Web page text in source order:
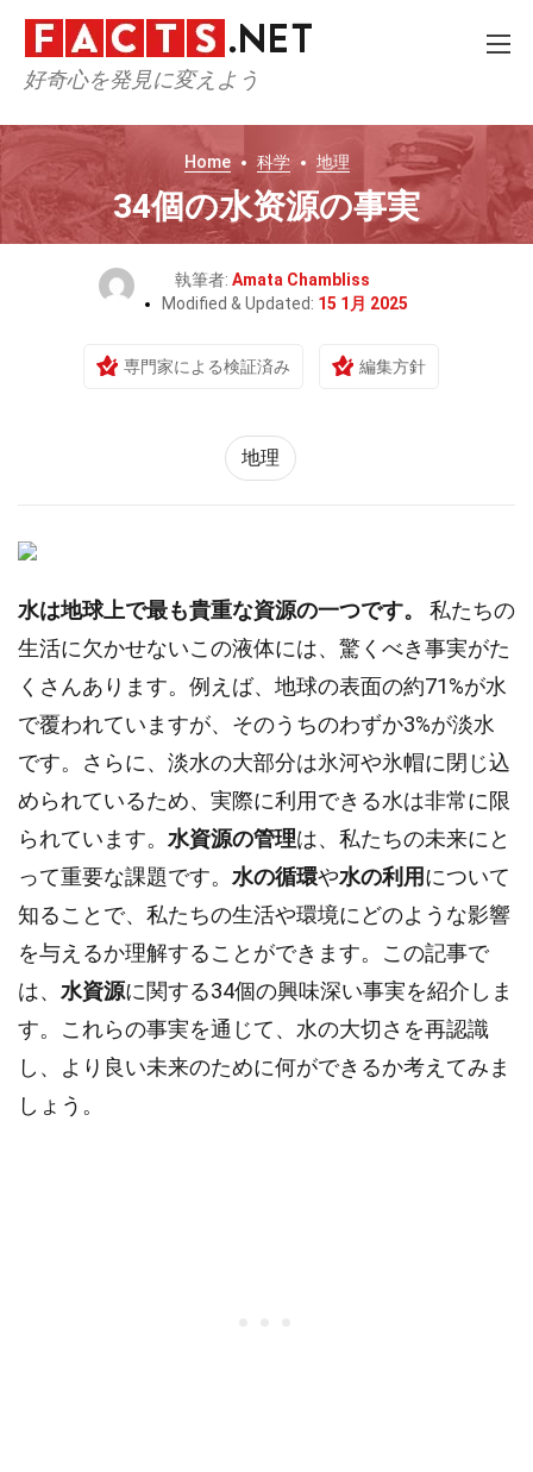
好奇心を発見に変えよう
Home 科学 地理
34個の水资源の事実
執筆者: Amata Chambliss
Modified & Updated: 15 1月 2025
専門家による検証済み 編集方針
地理
水は地球上で最も貴重な資源の一つです。
私たちの
生活に欠かせないこの液体には、驚くべき事実がた
くさんあります。例えば、地球の表面の約71%が水
で覆われていますが、そのうちのわずか3%が淡水
です。さらに、淡水の大部分は氷河や氷帽に閉じ込
められているため、実際に利用できる水は非常に限
られています。 水資源の管理は、私たちの未来にと
って重要な課題です。 水の循環や水の利用について
知ることで、私たちの生活や環境にどのような影響
を与えるか理解することができます。この記事で
は、 水資源に関する34個の興味深い事実を紹介しま
す。これらの事実を通じて、水の大切さを再認識
し、より良い未来のために何ができるか考えてみま
しょう。